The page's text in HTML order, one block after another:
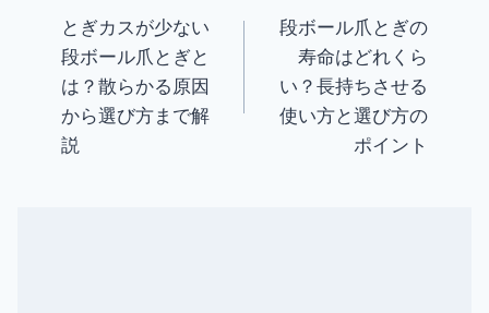
投
稿
ナ
ビ
ゲ
とぎカスが少ない
段ボール爪とぎと
は？散らかる原因
から選び方まで解
説
段ボール爪とぎの
寿命はどれくら
い？長持ちさせる
使い方と選び方の
ポイント